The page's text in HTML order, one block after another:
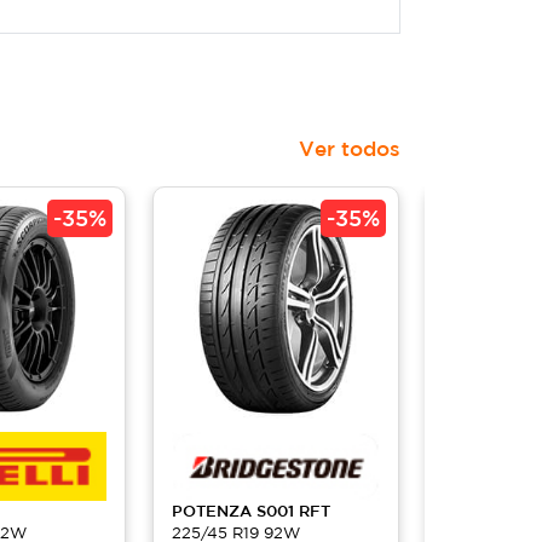
Ver todos
-35% -35%
POTENZA S001 RFT
225/45 R19 92W